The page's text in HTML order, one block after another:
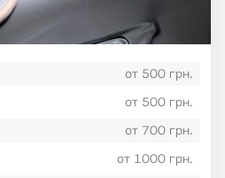
от 500 грн.
от 500 грн.
от 700 грн.
от 1000 грн.